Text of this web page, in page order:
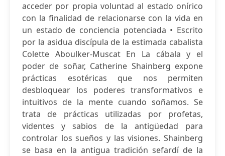
acceder por propia voluntad al estado onírico
con la finalidad de relacionarse con la vida en
un estado de conciencia potenciada • Escrito
por la asidua discípula de la estimada cabalista
Colette Aboulker-Muscat En La cábala y el
poder de soñar, Catherine Shainberg expone
prácticas esotéricas que nos permiten
desbloquear los poderes transformativos e
intuitivos de la mente cuando soñamos. Se
trata de prácticas utilizadas por profetas,
videntes y sabios de la antigüedad para
controlar los sueños y las visiones. Shainberg
se basa en la antigua tradición sefardí de la